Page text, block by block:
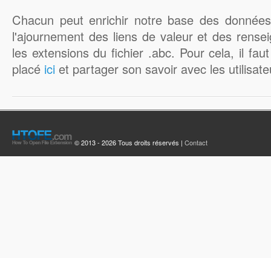
Chacun peut enrichir notre base des
l'ajournement des liens de valeur et des
les extensions du fichier .abc. Pour cela, il
placé ici et partager son savoir avec les
© 2013 - 2026 Tous droits réservés | Contact